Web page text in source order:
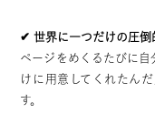
✔ 世界に一つだけの圧倒
ページをめくるたびに
けに用意してくれたん
す。